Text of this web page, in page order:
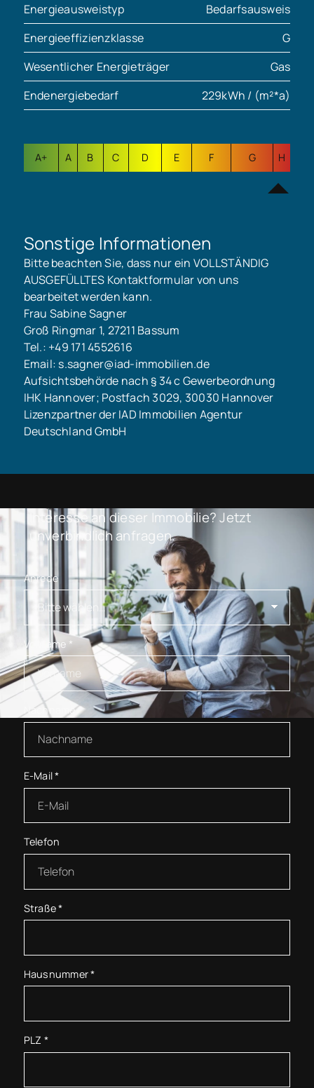
Energieausweistyp
Bedarfsausweis
Energieeffizienzklasse
G
Wesentlicher Energieträger
Gas
Endenergiebedarf
229kWh / (m²*a)
A+ A B C D E F G H
Sonstige Informationen
Bitte beachten Sie, dass nur ein VOLLSTÄNDIG
AUSGEFÜLLTES Kontaktformular von uns
bearbeitet werden kann.
Frau Sabine Sagner
Groß Ringmar 1, 27211 Bassum
Tel.: +49 171 4552616
Email: s.sagner@iad-immobilien.de
Aufsichtsbehörde nach § 34 c Gewerbeordnung
IHK Hannover; Postfach 3029, 30030 Hannover
Lizenzpartner der IAD Immobilien Agentur
Deutschland GmbH
Interesse an dieser Immobilie? Jetzt
unverbindlich anfragen.
Anrede
Vorname *
Nachname*
E-Mail*
Telefon
Straße*
Hausnummer*
PLZ *